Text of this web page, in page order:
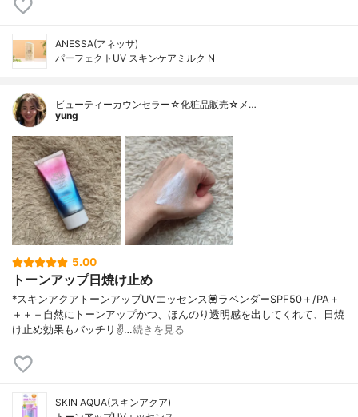
ANESSA(アネッサ)
パーフェクトUV スキンケアミルク N
ビューティーカウンセラー☆化粧品販売☆メ…
yung
5.00
トーンアップ日焼け止め
*スキンアクアトーンアップUVエッセンス💟ラベンダーSPF50＋/PA＋
＋＋＋自然にトーンアップかつ、ほんのり透明感を出してくれて、日焼
け止め効果もバッチリ✌️…続きを見る
SKIN AQUA(スキンアクア)